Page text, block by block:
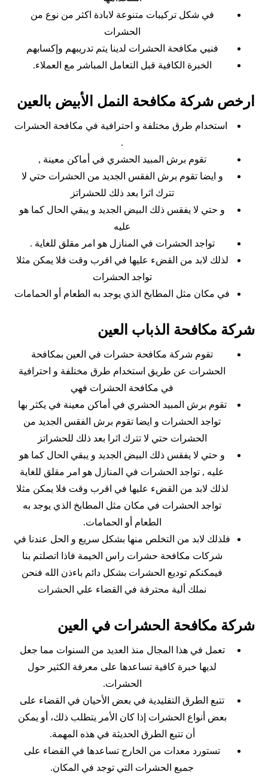
في شكل تركيبات متنوعة لابادة اكثر من نوع من
الحشرات
فنيي مكافحة الحشرات لدينا يتم تدريبهم وإكسابهم
الخبرة الكافية قبل التعامل المباشر مع العملاء.
ارخص شركة مكافحة النمل الأبيض بالعين
استخدام طرق مختلفة و احترافية في مكافحة الحشرات
.
تقوم برش المبيد الحشري في أماكن معينة ,
و ايضا تقوم برش الفقس الجديد من الحشرات حتي لا
تترك اثرا بعد ذلك للحشراتز
و حتي لا يفقس ذلك البيض الجديد و يبقي الحال كما هو
عليه
تواجد الحشرات في المنازل هو امر مقلق للغاية .
لذلك لابد من القضء عليها في اقرب وقت فلا يمكن مثلا
تواجد الحشرات
في مكان مثل المطابخ الذي يوجد به الطعام أو الحمامات
شركة مكافحة الذباب العين
تقوم شركة مكافحة حشرات في العين بمكافحة
الحشرات عن طريق استخدام طرق مختلفة و احترافية
في مكافحة الحشرات فهي
تقوم برش المبيد الحشري في أماكن معينة في يكثر بها
تواجد الحشرات و ايضا تقوم برش الفقس الجديد من
الحشرات حتي لا تترك اثرا بعد ذلك للحشراتز
و حتي لا يفقس ذلك البيض الجديد و يبقي الحال كما هو
عليه , تواجد الحشرات في المنازل هو امر مقلق للغاية
لذلك لابد من القضء عليها في اقرب وقت فلا يمكن مثلا
تواجد الحشرات في مكان مثل المطابخ الذي يوجد به
الطعام أو الحمامات.
فلذلك لابد من التخلص منها بشكل سريع و الحل عندنا في
شركات مكافحة حشرات راس الخيمة فاذا اتصلتم بنا
فيمكنكم توديع الحشرات بشكل دائم باءذن الله فنحن
نملك ألية محترفة في القضاء علي الحشرات
شركة مكافحة الحشرات في العين
تعمل في هذا المجال منذ العديد من السنوات مما جعل
لديها خبرة كافية تساعدها على معرفة الكثير حول
الحشرات.
تتبع الطرق التقليدية في بعض الأحيان في القضاء على
بعض أنواع الحشرات إذا كان الأمر يتطلب ذلك، أو يمكن
أن تتبع الطرق الحديثة في هذه المهمة.
تستورد معدات من الخارج تساعدها في القضاء على
جميع الحشرات التي توجد في المكان.